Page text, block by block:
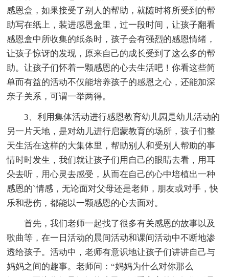
感恩盒，如果接受了别人的帮助，就随时将所受到的帮
助写在纸上，装进感恩盒里，过一段时间，让孩子翻看
感恩盒中所收集的纸条时，孩子会有强烈的感恩情绪，
让孩子惊讶的发现，原来自己的成长受到了这么多的帮
助。让孩子们怀着一颗感恩的心去生活吧！你看这些简
单而有益的活动不仅能培养孩子的感恩之心，还能加深
亲子关系，可谓一举两得。
3、利用集体活动进行感恩教育幼儿园是幼儿活动的
另一片天地，是对幼儿进行启蒙教育的场所，孩子们整
天生活在这样的大集体里，帮助别人和受别人帮助的事
情时时发生，我们就让孩子们用自己的眼睛去看，用耳
朵去听，用心灵去感受，从而在自己的心中培植出一种
感恩的`情感，无论面对父母还是老师，朋友或对手，快
乐和悲伤，都能以一颗感恩的心去面对。
首先，我们老师一起找了很多有关感恩的故事以及
歌曲等，在一日活动的晨间活动和课间活动中不断地渗
透给孩子。活动中，老师有意识地让孩子们讲讲自己与
妈妈之间的趣事。老师问：“妈妈为什么对你那么